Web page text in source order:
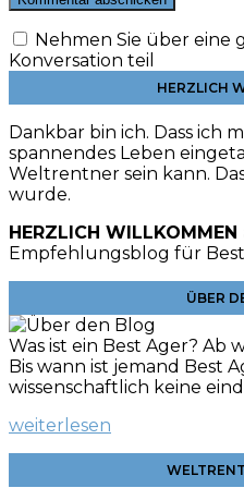
Nehmen Sie über eine
Konversation teil
HERZLICH
Dankbar bin ich. Dass ich
spannendes Leben
Weltrentner sein kann.
wurde.
HERZLICH WILLKOMMEN
Empfehlungsblog für
ÜBER
Was ist ein Best Ager? Ab
Bis wann ist jemand Best
wissenschaftlich keine
weiterlesen